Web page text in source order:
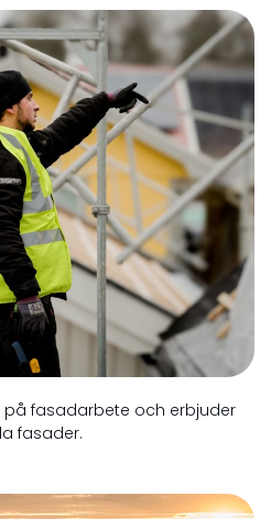
fasadarbete och erbjuder
fasader.